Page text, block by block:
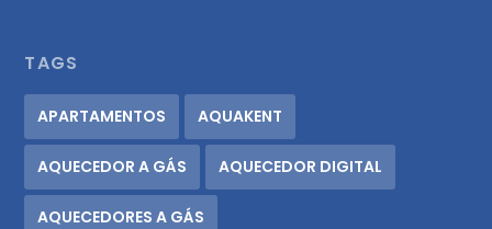
TAGS
APARTAMENTOS AQUAKENT
AQUECEDOR A GÁS AQUECEDOR DIGITAL
AQUECEDORES A GÁS